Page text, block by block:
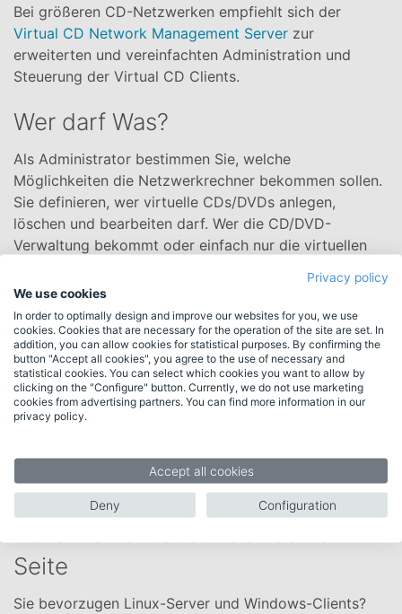
Bei größeren CD-Netzwerken empfiehlt sich der
Virtual CD Network Management Server zur
erweiterten und vereinfachten Administration und
Steuerung der Virtual CD Clients.
Wer darf Was?
Als Administrator bestimmen Sie, welche
Möglichkeiten die Netzwerkrechner bekommen sollen.
Sie definieren, wer virtuelle CDs/DVDs anlegen,
löschen und bearbeiten darf. Wer die CD/DVD-
Verwaltung bekommt oder einfach nur die virtuellen
von Virtual CD auf Ihrem Server und installieren Sie
dann "Ihre" Version von Virtual CD.
Zentrale Administration der
virtuellen CDs
Virtual CD erkennt automatisch alle virtuellen CDs im
oder gelöschte CDs werden von Virtual CD sofort auf
allen Clients angezeigt oder aber ausgeblendet.
Seite
Sie bevorzugen Linux-Server und Windows-Clients?
Privacy policy
We use cookies
In order to optimally design and improve our websites for you, we use
cookies. Cookies that are necessary for the operation of the site are set. In
addition, you can allow cookies for statistical purposes. By confirming the
button "Accept all cookies", you agree to the use of necessary and
statistical cookies. You can select which cookies you want to allow by
clicking on the "Configure" button. Currently, we do not use marketing
cookies from advertising partners. You can find more information in our
privacy policy.
Accept all cookies
Deny Configuration